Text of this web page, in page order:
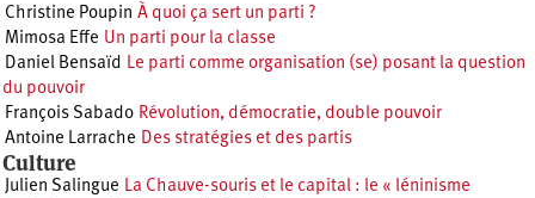
Christine Poupin À quoi ça sert un parti ?
Mimosa Effe Un parti pour la classe
Daniel Bensaïd Le parti comme organisation (se) posant la question
du pouvoir
François Sabado Révolution, démocratie, double pouvoir
Antoine Larrache Des stratégies et des partis
Culture
Julien Salingue La Chauve-souris et le capital : le « léninisme